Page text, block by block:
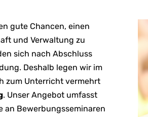
gute Chancen, einen
und Verwaltung zu
sich nach Abschluss
Deshalb legen wir im
zum Unterricht vermehrt
. Unser Angebot umfasst
an Bewerbungsseminaren